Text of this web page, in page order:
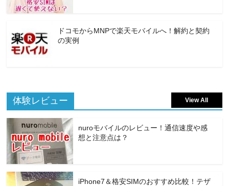
ドコモからMNPで楽天モバイルへ！解約と契約
の実例
体験レビュー View All
nuroモバイルのレビュー！通信速度や感
想と注意点は？
iPhone7＆格安SIMのおすすめ比較！テザ